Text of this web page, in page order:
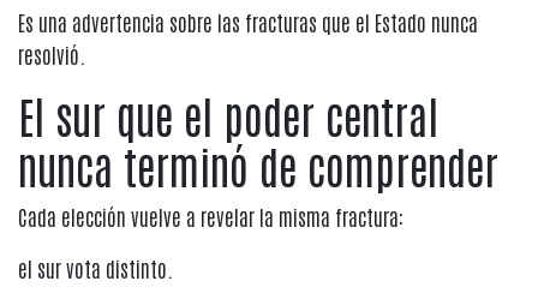
Es una advertencia sobre las fracturas que el Estado nunca
resolvió.
El sur que el poder central
nunca terminó de comprender
Cada elección vuelve a revelar la misma fractura:
el sur vota distinto.